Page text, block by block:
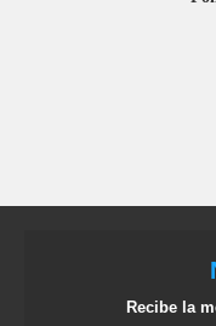
Recibe la